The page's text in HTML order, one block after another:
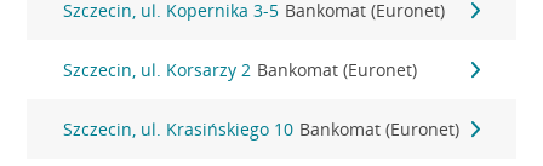
Szczecin, ul. Kopernika 3-5 Bankomat (Euronet)
Szczecin, ul. Korsarzy 2 Bankomat (Euronet)
Szczecin, ul. Krasińskiego 10 Bankomat (Euronet)